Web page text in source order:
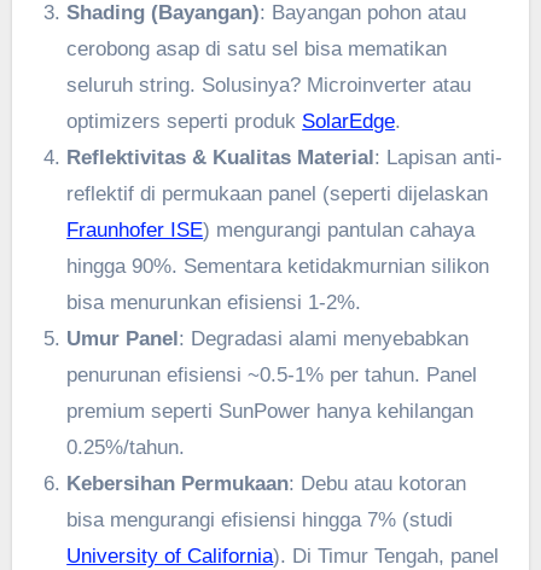
Shading (Bayangan): Bayangan pohon atau
cerobong asap di satu sel bisa mematikan
seluruh string. Solusinya? Microinverter atau
optimizers seperti produk SolarEdge.
Reflektivitas & Kualitas Material : Lapisan anti-
reflektif di permukaan panel (seperti dijelaskan
Fraunhofer ISE) mengurangi pantulan cahaya
hingga 90%. Sementara ketidakmurnian silikon
bisa menurunkan efisiensi 1-2%.
Umur Panel : Degradasi alami menyebabkan
penurunan efisiensi ~0.5-1% per tahun. Panel
premium seperti SunPower hanya kehilangan
0.25%/tahun.
Kebersihan Permukaan: Debu atau kotoran
bisa mengurangi efisiensi hingga 7% (studi
University of California). Di Timur Tengah, panel